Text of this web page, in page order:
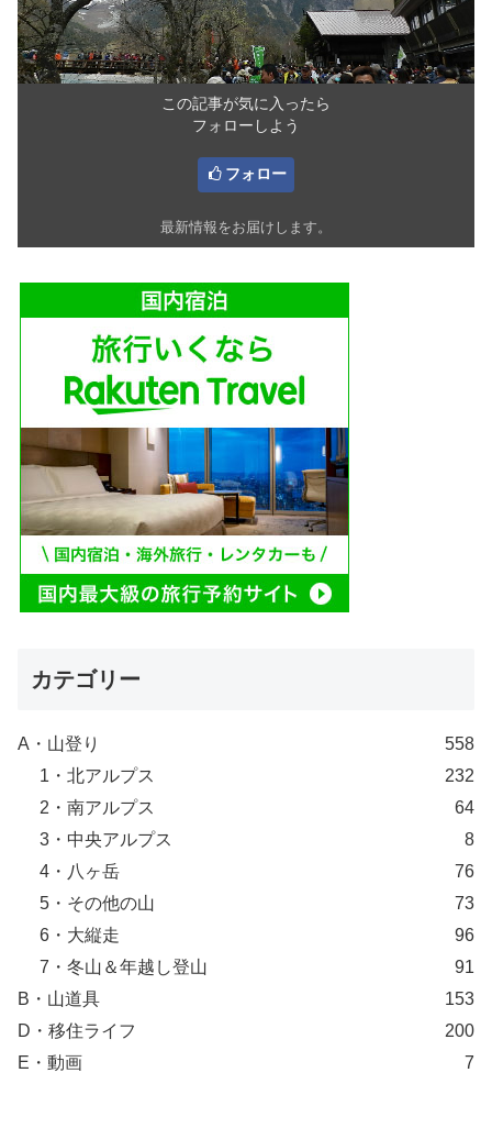
この記事が気に入ったら
フォローしよう
フォロー
最新情報をお届けします。
カテゴリー
A・山登り
558
1・北アルプス
232
2・南アルプス
64
3・中央アルプス
8
4・八ヶ岳
76
5・その他の山
73
6・大縦走
96
7・冬山＆年越し登山
91
B・山道具
153
D・移住ライフ
200
E・動画
7